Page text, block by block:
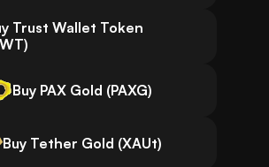
Trust Wallet Token
Buy PAX Gold (PAXG)
Buy Tether Gold (XAUt)